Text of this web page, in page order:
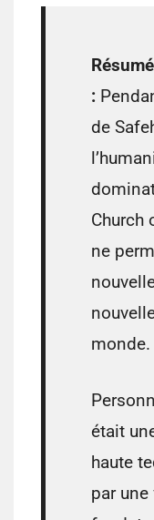
:
de
Church
ne
monde.
était
haute
par